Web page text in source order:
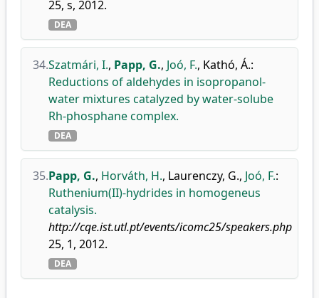
25, s, 2012.
DEA
34.Szatmári, I., Papp, G., Joó, F., Kathó, Á.:
Reductions of aldehydes in isopropanol-
water mixtures catalyzed by water-solube
Rh-phosphane complex.
DEA
35.Papp, G., Horváth, H., Laurenczy, G., Joó, F.:
Ruthenium(II)-hydrides in homogeneus
catalysis.
http://cqe.ist.utl.pt/events/icomc25/speakers.php
25, 1, 2012.
DEA